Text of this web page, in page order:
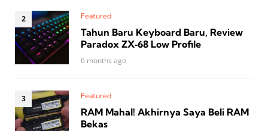
Featured
Tahun Baru Keyboard Baru, Review
Paradox ZX‑68 Low Profile
6 months ago
Featured
RAM Mahal! Akhirnya Saya Beli RAM
Bekas